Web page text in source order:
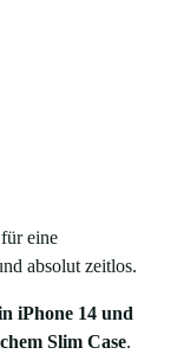
eine
absolut zeitlos.
iPhone 14 und
Slim Case.